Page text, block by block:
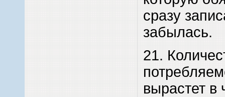
сразу
забылась.
21.
вырастет в